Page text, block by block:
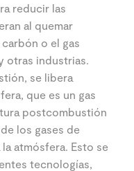
reducir las
al quemar
o el gas
otras industrias.
se libera
que es un gas
postcombustión
los gases de
atmósfera. Esto se
tecnologías,